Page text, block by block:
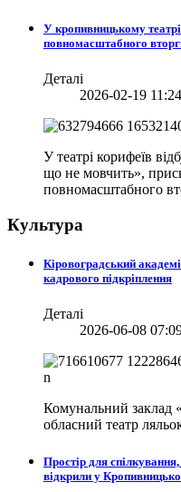
У кропивницькому театрі
повномасштабного
Деталі
2026-02-19
У театрі корифеїв
що не мовчить»,
повномасштабного
Культура
Кіровоградський
кадрового підкріплення
Деталі
2026-06-08
Комунальний заклад
обласний театр
Простір для спілкування,
відкрили у